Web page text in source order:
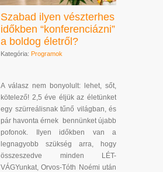
Szabad ilyen vészterhes
időkben “konferenciázni”
a boldog életről?
Kategória: Programok
A válasz nem bonyolult: lehet, sőt,
kötelező! 2,5 éve éljük az életünket
egy szürreálisnak tűnő világban, és
pár havonta érnek bennünket újabb
pofonok. Ilyen időkben van a
legnagyobb szükség arra, hogy
összeszedve minden LÉT-
VÁGYunkat, Orvos-Tóth Noémi után